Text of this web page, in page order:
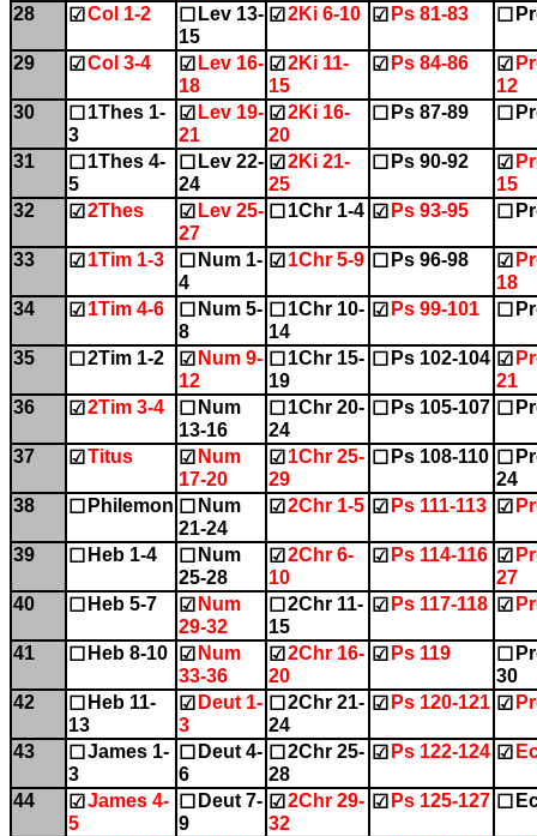
28 ☑ Col 1-2 ☐ Lev 13-
15
☑ 2Ki 6-10 ☑ Ps 81-83 ☐
29 ☑ Col 3-4 ☑ Lev 16-
18
☑ 2Ki 11-
15
☑ Ps 84-86 ☑
12
30
☐ 1Thes 1-
3
☑ Lev 19-
21
☑ 2Ki 16-
20
☐ Ps 87-89 ☐
31 ☐ 1Thes 4-
5
☐ Lev 22-
24
☑ 2Ki 21-
25
☐ Ps 90-92 ☑
15
32
☑ 2Thes ☑ Lev 25-
27
☐ 1Chr 1-4 ☑ Ps 93-95 ☐
33 ☑ 1Tim 1-3 ☐ Num 1-
4
☑ 1Chr 5-9 ☐ Ps 96-98 ☑
18
34
☑ 1Tim 4-6 ☐ Num 5-
8
☐ 1Chr 10-
14
☑ Ps 99-101 ☐
35 ☐ 2Tim 1-2 ☑ Num 9-
12
☐ 1Chr 15-
19
☐ Ps 102-104 ☑
21
36
☑ 2Tim 3-4 ☐ Num
13-16
☐ 1Chr 20-
24
☐ Ps 105-107 ☐
37 ☑ Titus ☑ Num
17-20
☑ 1Chr 25-
29
☐ Ps 108-110 ☐
24
38
☐ Philemon ☐ Num
21-24
☑ 2Chr 1-5 ☑ Ps 111-113 ☑
39 ☐ Heb 1-4 ☐ Num
25-28
☑ 2Chr 6-
10
☑ Ps 114-116 ☑
27
40
☐ Heb 5-7 ☑ Num
29-32
☐ 2Chr 11-
15
☑ Ps 117-118 ☑
41 ☐ Heb 8-10 ☑ Num
33-36
☑ 2Chr 16-
20
☑ Ps 119 ☐
30
42
☐ Heb 11-
13
☑ Deut 1-
3
☐ 2Chr 21-
24
☑ Ps 120-121 ☑
43 ☐ James 1-
3
☐ Deut 4-
6
☐ 2Chr 25-
28
☑ Ps 122-124 ☑
44 ☑ James 4-
5
☐ Deut 7-
9
☑ 2Chr 29-
32
☑ Ps 125-127 ☐